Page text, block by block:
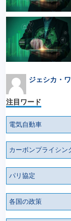
ジェシカ・
注目ワード
電気自動車
カーボンプライシン
パリ協定
各国の政策